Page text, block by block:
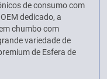
de consumo com
dedicado, a
chumbo com
variedade de
de Esfera de